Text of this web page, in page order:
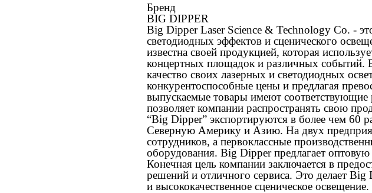
Бренд
BIG DIPPER
Big Dipper Laser Science & Technology Co. -
светодиодных эффектов и сценического
известна своей продукцией, которая
концертных площадок и различных событий.
качество своих лазерных и светодиодных
конкурентоспособные цены и предлагая
выпускаемые товары имеют
позволяет компании распространять свою
“Big Dipper” экспортируются в более чем 60
Северную Америку и Азию. На двух
сотрудников, а первоклассные
оборудования. Big Dipper предлагает
Конечная цель компании заключается в
решений и отличного сервиса. Это делает
и высококачественное сценическое освещение.